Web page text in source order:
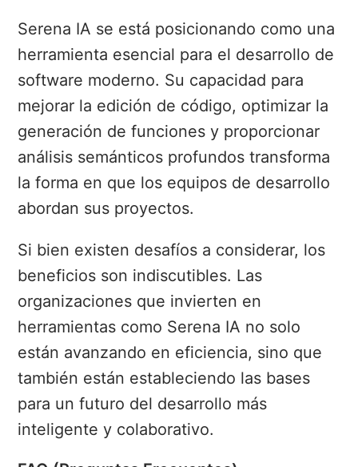
Serena IA se está posicionando como una
herramienta esencial para el desarrollo de
software moderno. Su capacidad para
mejorar la edición de código, optimizar la
generación de funciones y proporcionar
análisis semánticos profundos transforma
la forma en que los equipos de desarrollo
abordan sus proyectos.
Si bien existen desafíos a considerar, los
beneficios son indiscutibles. Las
organizaciones que invierten en
herramientas como Serena IA no solo
están avanzando en eficiencia, sino que
también están estableciendo las bases
para un futuro del desarrollo más
inteligente y colaborativo.